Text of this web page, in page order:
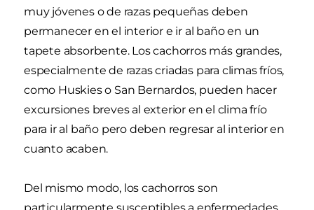
muy jóvenes o de razas pequeñas deben
permanecer en el interior e ir al baño en un
tapete absorbente. Los cachorros más grandes,
especialmente de razas criadas para climas fríos,
como Huskies o San Bernardos, pueden hacer
excursiones breves al exterior en el clima frío
para ir al baño pero deben regresar al interior en
cuanto acaben.
Del mismo modo, los cachorros son